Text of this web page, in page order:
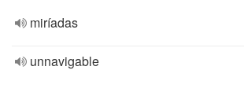
miríadas
unnavigable